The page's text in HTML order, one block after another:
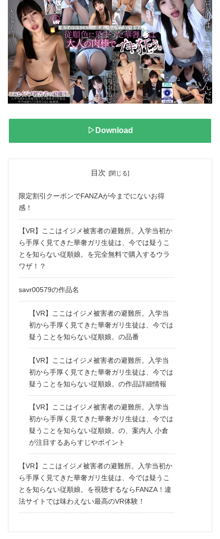
▷Download
目次
限定割引クーポンでFANZAが今までにないお得
感！
【VR】ここはイジメ被害者の避難所。入学当初か
ら手厚く見てきた華奢ガリ生徒は、今では疑うこ
とを知らない従順娘。を完全無料で購入するウラ
ワザ！？
savr00579の作品名
【VR】ここはイジメ被害者の避難所。入学当
初から手厚く見てきた華奢ガリ生徒は、今では
疑うことを知らない従順娘。の品番
【VR】ここはイジメ被害者の避難所。入学当
初から手厚く見てきた華奢ガリ生徒は、今では
疑うことを知らない従順娘。の作品詳細情報
【VR】ここはイジメ被害者の避難所。入学当
初から手厚く見てきた華奢ガリ生徒は、今では
疑うことを知らない従順娘。の、案内人 小倉
が注目するあらすじやポイント
【VR】ここはイジメ被害者の避難所。入学当初か
ら手厚く見てきた華奢ガリ生徒は、今では疑うこ
とを知らない従順娘。を視聴するならFANZA！違
法サイトでは味わえない最高のVR体験！